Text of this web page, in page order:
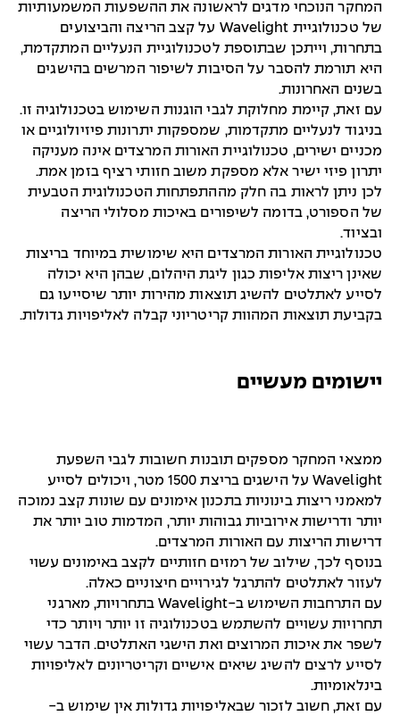
המחקר הנוכחי מדגים לראשונה את ההשפעות המשמעותיות
של טכנולוגיית Wavelight על קצב הריצה והביצועים
בתחרות, וייתכן שבתוספת לטכנולוגיית הנעליים המתקדמת,
היא תורמת להסבר על הסיבות לשיפור המרשים בהישגים
בשנים האחרונות.
עם זאת, קיימת מחלוקת לגבי הוגנות השימוש בטכנולוגיה זו.
בניגוד לנעליים מתקדמות, שמספקות יתרונות פיזיולוגיים או
מכניים ישירים, טכנולוגיית האורות המרצדים אינה מעניקה
יתרון פיזי ישיר אלא מספקת משוב חזותי רציף בזמן אמת.
לכן ניתן לראות בה חלק מההתפתחות הטכנולוגית הטבעית
של הספורט, בדומה לשיפורים באיכות מסלולי הריצה
ובציוד.
טכנולוגיית האורות המרצדים היא שימושית במיוחד בריצות
שאינן ריצות אליפות כגון ליגת היהלום, שבהן היא יכולה
לסייע לאתלטים להשיג תוצאות מהירות יותר שיסייעו גם
בקביעת תוצאות המהוות קריטריוני קבלה לאליפויות גדולות.
יישומים מעשיים
ממצאי המחקר מספקים תובנות חשובות לגבי השפעת
Wavelight על הישגים בריצת 1500 מטר, ויכולים לסייע
למאמני ריצות בינוניות בתכנון אימונים עם שונות קצב נמוכה
יותר ודרישות אירוביות גבוהות יותר, המדמות טוב יותר את
דרישות הריצות עם האורות המרצדים.
בנוסף לכך, שילוב של רמזים חזותיים לקצב באימונים עשוי
לעזור לאתלטים להתרגל לגירויים חיצוניים כאלה.
עם התרחבות השימוש ב-Wavelight בתחרויות, מארגני
תחרויות עשויים להשתמש בטכנולוגיה זו יותר ויותר כדי
לשפר את איכות המרוצים ואת הישגי האתלטים. הדבר עשוי
לסייע לרצים להשיג שיאים אישיים וקריטריונים לאליפויות
בינלאומיות.
עם זאת, חשוב לזכור שבאליפויות גדולות אין שימוש ב-